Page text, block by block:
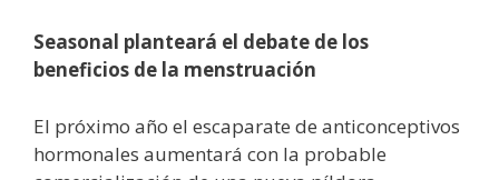
Seasonal planteará el debate de los
beneficios de la menstruación
El próximo año el escaparate de anticonceptivos
hormonales aumentará con la probable